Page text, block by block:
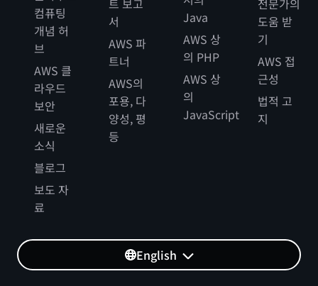
컴퓨팅
개념 허
브
AWS 클
라우드
보안
새로운
소식
블로그
보도 자
료
트 보고
서
AWS 파
트너
AWS의
포용, 다
양성, 평
등
Java
AWS 상
의 PHP
AWS 상
의
JavaScript
전문가의
도움 받
기
AWS 접
근성
법적 고
지
English